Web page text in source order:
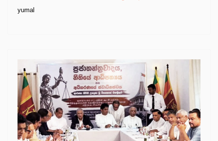
yumal